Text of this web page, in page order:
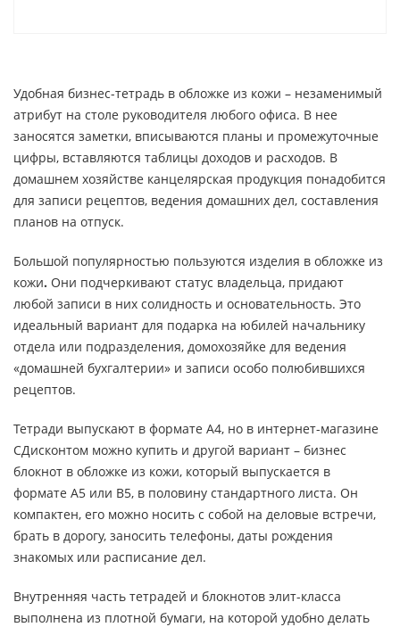
Удобная бизнес-тетрадь в обложке из кожи – незаменимый
атрибут на столе руководителя любого офиса. В нее
заносятся заметки, вписываются планы и промежуточные
цифры, вставляются таблицы доходов и расходов. В
домашнем хозяйстве канцелярская продукция понадобится
для записи рецептов, ведения домашних дел, составления
планов на отпуск.
Большой популярностью пользуются изделия в обложке из
кожи. Они подчеркивают статус владельца, придают
любой записи в них солидность и основательность. Это
идеальный вариант для подарка на юбилей начальнику
отдела или подразделения, домохозяйке для ведения
«домашней бухгалтерии» и записи особо полюбившихся
рецептов.
Тетради выпускают в формате А4, но в интернет-магазине
СДисконтом можно купить и другой вариант – бизнес
блокнот в обложке из кожи, который выпускается в
формате А5 или В5, в половину стандартного листа. Он
компактен, его можно носить с собой на деловые встречи,
брать в дорогу, заносить телефоны, даты рождения
знакомых или расписание дел.
Внутренняя часть тетрадей и блокнотов элит-класса
выполнена из плотной бумаги, на которой удобно делать